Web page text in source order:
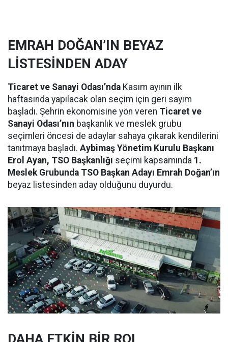
EMRAH DOĞAN’IN BEYAZ
LİSTESİNDEN ADAY
Ticaret ve Sanayi Odası’nda Kasım ayının ilk
haftasında yapılacak olan seçim için geri sayım
başladı. Şehrin ekonomisine yön veren Ticaret ve
Sanayi Odası’nın başkanlık ve meslek grubu
seçimleri öncesi de adaylar sahaya çıkarak kendilerini
tanıtmaya başladı. Aybimaş Yönetim Kurulu Başkanı
Erol Ayan, TSO Başkanlığı seçimi kapsamında 1.
Meslek Grubunda TSO Başkan Adayı Emrah Doğan’ın
beyaz listesinden aday olduğunu duyurdu.
DAHA ETKİN BİR ROL